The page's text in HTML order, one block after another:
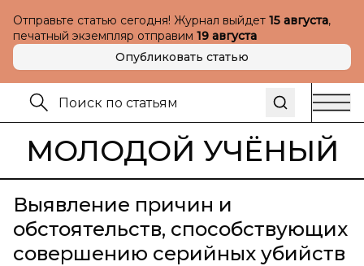
Отправьте статью сегодня! Журнал выйдет 15 августа,
печатный экземпляр отправим 19 августа
Опубликовать статью
МОЛОДОЙ УЧЁНЫЙ
Выявление причин и
обстоятельств, способствующих
совершению серийных убийств